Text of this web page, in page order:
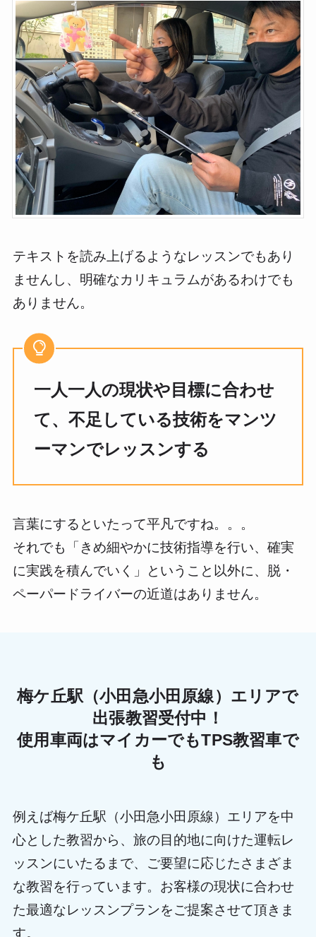
テキストを読み上げるようなレッスンでもあり
ませんし、明確なカリキュラムがあるわけでも
ありません。
一人一人の現状や目標に合わせ
て、不足している技術をマンツ
ーマンでレッスンする
言葉にするといたって平凡ですね。。。
それでも「きめ細やかに技術指導を行い、確実
に実践を積んでいく」ということ以外に、脱・
ペーパードライバーの近道はありません。
梅ケ丘駅（小田急小田原線）エリアで
出張教習受付中！
使用車両はマイカーでもTPS教習車で
も
例えば梅ケ丘駅（小田急小田原線）エリアを中
心とした教習から、旅の目的地に向けた運転レ
ッスンにいたるまで、ご要望に応じたさまざま
な教習を行っています。お客様の現状に合わせ
た最適なレッスンプランをご提案させて頂きま
す。